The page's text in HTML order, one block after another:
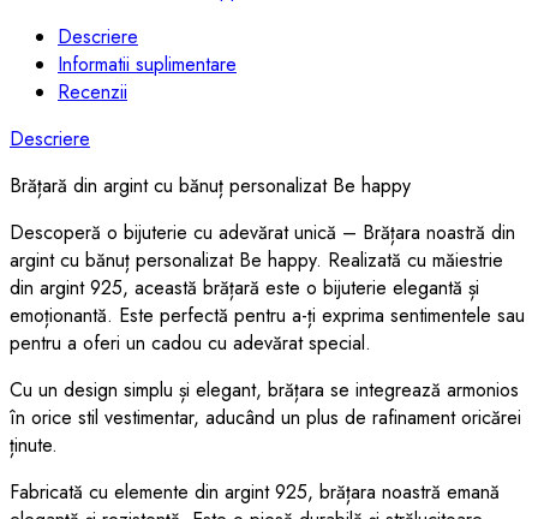
Descriere
Informatii suplimentare
Recenzii
Descriere
Brățară din argint cu bănuț personalizat Be happy
Descoperă o bijuterie cu adevărat unică – Brățara noastră din
argint cu bănuț personalizat Be happy. Realizată cu măiestrie
din argint 925, această brățară este o bijuterie elegantă și
emoționantă. Este perfectă pentru a-ți exprima sentimentele sau
pentru a oferi un cadou cu adevărat special.
Cu un design simplu și elegant, brățara se integrează armonios
în orice stil vestimentar, aducând un plus de rafinament oricărei
ținute.
Fabricată cu elemente din argint 925, brățara noastră emană